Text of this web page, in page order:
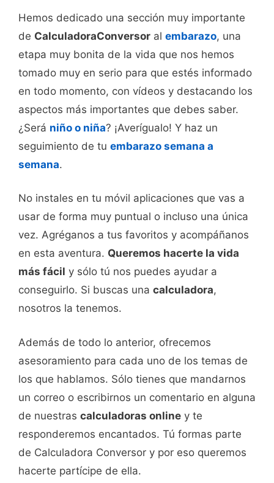
Hemos dedicado una sección muy importante
de CalculadoraConversor al embarazo, una
etapa muy bonita de la vida que nos hemos
tomado muy en serio para que estés informado
en todo momento, con vídeos y destacando los
aspectos más importantes que debes saber.
¿Será niño o niña? ¡Averígualo! Y haz un
seguimiento de tu embarazo semana a
semana.
No instales en tu móvil aplicaciones que vas a
usar de forma muy puntual o incluso una única
vez. Agréganos a tus favoritos y acompáñanos
en esta aventura. Queremos hacerte la vida
más fácil y sólo tú nos puedes ayudar a
conseguirlo. Si buscas una calculadora,
nosotros la tenemos.
Además de todo lo anterior, ofrecemos
asesoramiento para cada uno de los temas de
los que hablamos. Sólo tienes que mandarnos
un correo o escribirnos un comentario en alguna
de nuestras calculadoras online y te
responderemos encantados. Tú formas parte
de Calculadora Conversor y por eso queremos
hacerte partícipe de ella.